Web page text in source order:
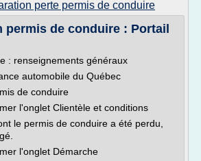
perte permis de conduire
permis de conduire : Portail
: renseignements généraux
automobile du Québec
de conduire
l'onglet Clientèle et conditions
le permis de conduire a été perdu,
l'onglet Démarche